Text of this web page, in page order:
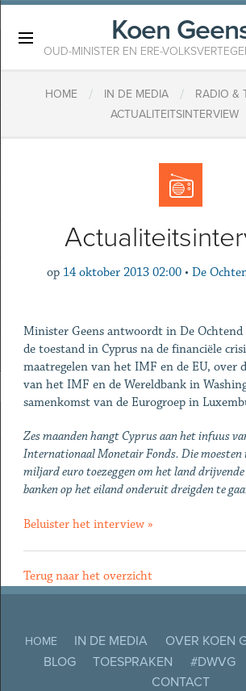
Koen
OUD-MINISTER EN ERE-
HOME / IN DE MEDIA / RADIO &
ACTUALITEITSINTERVIEW
op 14 oktober 2013 02:00 • De
Minister Geens antwoordt in De Ochtend
de toestand in Cyprus na de financiële
maatregelen van het IMF en de EU, over
van het IMF en de Wereldbank in
samenkomst van de Eurogroep in
Zes maanden hangt Cyprus aan het infuus
Internationaal Monetair Fonds. Die
miljard euro toezeggen om het land
banken op het eiland onderuit dreigden te
Beluister het interview »
Terug naar het overzicht
HOME IN DE MEDIA OVER KOEN
BLOG
TOESPRAKEN #DWVG
CONTACT